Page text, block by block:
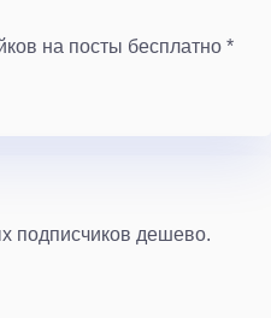
на посты бесплатно *
подписчиков дешево.